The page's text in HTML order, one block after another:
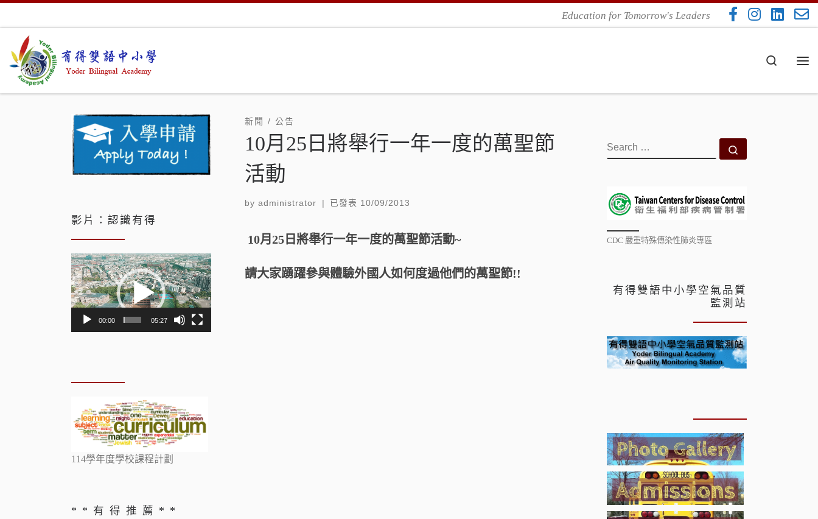
Education for Tomorrow's Leaders
Search
新聞 / 公告
10月25日將舉行一年一度的萬聖節
活動
by administrator | 已發表 10/09/2013
10月25日將舉行一年一度的萬聖節活動~
請大家踴躍參與體驗外國人如何度過他們的萬聖節!!
影片：認識有得
視
訊
播
放
00:00 05:27
114學年度學校課程計劃
* * 有 得 推 薦 * *
SEARCH
CDC 嚴重特殊傳染性肺炎專區
有得雙語中小學空氣品質
監測站